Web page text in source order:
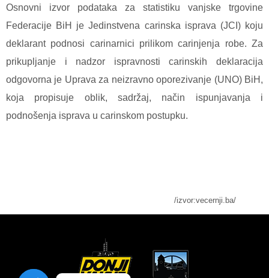
Osnovni izvor podataka za statistiku vanjske trgovine
Federacije BiH je Jedinstvena carinska isprava (JCI) koju
deklarant podnosi carinarnici prilikom carinjenja robe. Za
prikupljanje i nadzor ispravnosti carinskih deklaracija
odgovorna je Uprava za neizravno oporezivanje (UNO) BiH,
koja propisuje oblik, sadržaj, način ispunjavanja i
podnošenja isprava u carinskom postupku.
/izvor:vecernji.ba/